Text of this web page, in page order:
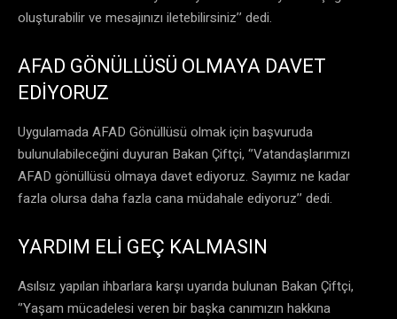
oluşturabilir ve mesajınızı iletebilirsiniz’’ dedi.
AFAD GÖNÜLLÜSÜ OLMAYA DAVET
EDİYORUZ
Uygulamada AFAD Gönüllüsü olmak için başvuruda
bulunulabileceğini duyuran Bakan Çiftçi, ‘’Vatandaşlarımızı
AFAD gönüllüsü olmaya davet ediyoruz. Sayımız ne kadar
fazla olursa daha fazla cana müdahale ediyoruz’’ dedi.
YARDIM ELİ GEÇ KALMASIN
Asılsız yapılan ihbarlara karşı uyarıda bulunan Bakan Çiftçi,
‘’Yaşam mücadelesi veren bir başka canımızın hakkına